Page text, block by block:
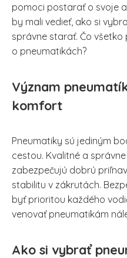
pomoci postarať o svoje
by mali vedieť, ako si
správne starať. Čo
o pneumatikách?
Význam
komfort
Pneumatiky sú jediným
cestou. Kvalitné a
zabezpečujú dobrú
stabilitu v zákrutách.
byť prioritou každého
venovať pneumatikám
Ako si vybrať